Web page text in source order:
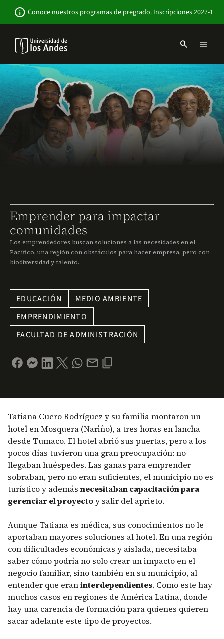
contenido
info Conoce nuestros programas de pregrado. Inscripciones 2027-1
Navbar
-
Sitio
Institucional
search menu
Emprender para impactar
comunidades
Los emprendedores buscan soluciones a las necesidades en el
Pacífico, una región con obstáculos para hacer empresa, pero con
biodiversidad y talento.
EDUCACIÓN
MEDIO AMBIENTE
EMPRENDIMIENTO
FACULTAD DE ADMINISTRACIÓN
Tatiana Cuero Rodríguez y su familia montaron un
hotel en Mosquera (Nariño), a tres horas en lancha
desde Tumaco. El hotel abrió sus puertas, pero a los
pocos días tuvieron una gran preocupación: no
llegaban huéspedes. Las ganas para emprender
sobraban, pero no eran suficientes, el municipio no es
turístico y además necesitaban capacitación para
gerenciar el proyectoy salir del aprieto.
Aunque Tatiana es médica, sus conocimientos no le
aportaban mayores soluciones al hotel. En una región
con dificultades económicas y aislada, necesitaba
saber cómo podría no solo crear un impacto en el
negocio familiar, sino también en su municipio, al
entender que eraninterdependientes. Como este hay
muchos casos en regiones de América Latina, donde
hay una carencia de formación para quienes quieren
sacar adelante este tipo de proyectos.